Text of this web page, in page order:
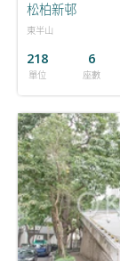
松柏新邨
東半山
218
單位
6
座數